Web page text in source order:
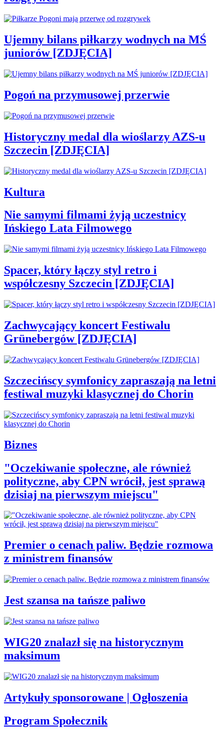
Ujemny bilans piłkarzy wodnych na MŚ
juniorów [ZDJĘCIA]
Pogoń na przymusowej przerwie
Historyczny medal dla wioślarzy AZS-u
Szczecin [ZDJĘCIA]
Kultura
Nie samymi filmami żyją uczestnicy
Ińskiego Lata Filmowego
Spacer, który łączy styl retro i
współczesny Szczecin [ZDJĘCIA]
Zachwycający koncert Festiwalu
Grünebergów [ZDJĘCIA]
Szczecińscy symfonicy zapraszają na letni
festiwal muzyki klasycznej do Chorin
Biznes
"Oczekiwanie społeczne, ale również
polityczne, aby CPN wrócił, jest sprawą
dzisiaj na pierwszym miejscu"
Premier o cenach paliw. Będzie rozmowa
z ministrem finansów
Jest szansa na tańsze paliwo
WIG20 znalazł się na historycznym
maksimum
Artykuły sponsorowane | Ogłoszenia
Program Społecznik